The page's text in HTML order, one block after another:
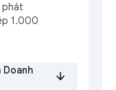
phát
1.000
Doanh